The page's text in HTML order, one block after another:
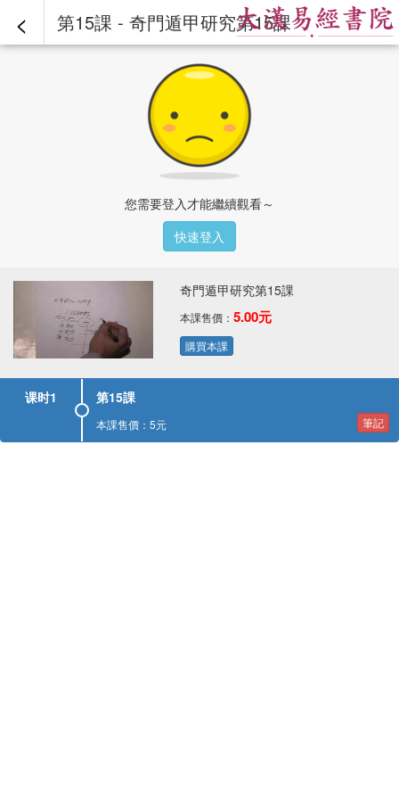
< 第15課 - 奇門遁甲研究第15課
您需要登入才能繼續觀看～
快速登入
奇門遁甲研究第15課
本課售價： 5.00元
購買本課
课时1 第15課
本課售價：5元 筆記